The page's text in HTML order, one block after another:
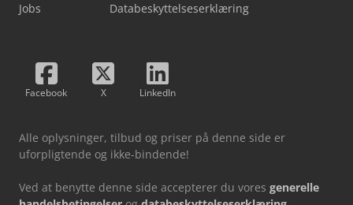
Jobs Databeskyttelseserklæring
Facebook X LinkedIn
Alle oplysninger, tilbud og priser på denne side er
uforpligtende og ikke-bindende!
Ved at benytte denne side accepterer du vores generelle